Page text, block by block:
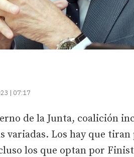
| 07:17
de la Junta, coalición
variadas. Los hay que tiran
los que optan por